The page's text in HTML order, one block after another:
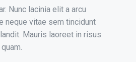
Nunc lacinia elit a arcu
neque vitae sem tincidunt
Mauris laoreet in risus